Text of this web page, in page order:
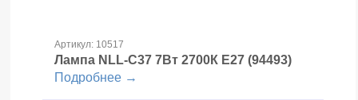
Артикул: 10517
Лампа NLL-C37 7Вт 2700К Е27 (94493)
Подробнее →